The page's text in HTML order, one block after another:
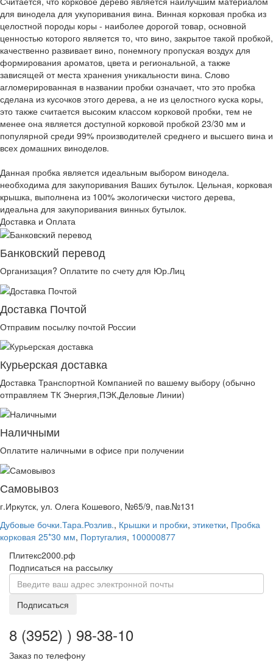
для винодела для укупоривания вина. Винная корковая пробка из
целостной породы коры - наиболее дорогой товар, основной
ценностью которого является то, что вино, закрытое такой пробкой,
качественно развивает вино, понемногу пропуская воздух для
формирования ароматов, цвета и региональной, а также
зависящей от места хранения уникальности вина. Слово
агломерированная в названии пробки означает, что это пробка
сделана из кусочков этого дерева, а не из целостного куска коры,
это также считается высоким классом корковой пробки, тем не
менее она является доступной корковой пробкой 23/30 мм и
популярной среди 99% производителей среднего и высшего вина и
всех домашних виноделов.
Данная пробка является идеальным выбором винодела.
необходима для закупоривания Ваших бутылок. Цельная, корковая
крышка, выполнена из 100% экологически чистого дерева,
идеальна для закупоривания винных бутылок.
Доставка и Оплата
Банковский перевод
Организация? Оплатите по счету для Юр.Лиц
Доставка Почтой
Отправим посылку почтой России
Курьерская доставка
Доставка Транспортной Компанией по вашему выбору (обычно
отправляем ТК Энергия,ПЭК,Деловые Линии)
Наличными
Оплатите наличными в офисе при получении
Самовывоз
г.Иркутск, ул. Олега Кошевого, №65/9, пав.№131
Дубовые бочки.Тара.Розлив., Крышки и пробки, этикетки, Пробка
корковая 25*30 мм, Португалия, 100000877
Плитекс2000.рф
Подписаться на рассылку
Подписаться
8 (3952) ) 98-38-10
Заказ по телефону